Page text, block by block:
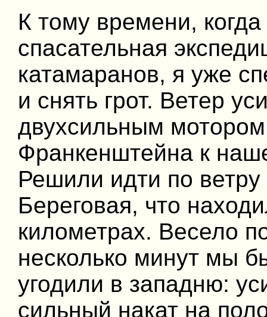
К тому времени,
спасательная
катамаранов, я уже
и снять грот. Ветер
двухсильным
Франкенштейна к
Решили идти по
Береговая, что
километрах. Весело
несколько минут мы
угодили в западню:
сильный накат на